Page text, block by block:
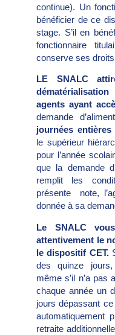
continue). Un
bénéficier de ce
stage. S’il en
fonctionnaire
conserve ses
LE SNALC
agents ayant
demande
journées entières
le supérieur
pour l’année
que la demande
remplit les
présente note,
donnée à sa
Le SNALC
attentivement le
le dispositif CET.
des quinze
même s’il n’a pas
chaque année un
jours dépassant
retraite